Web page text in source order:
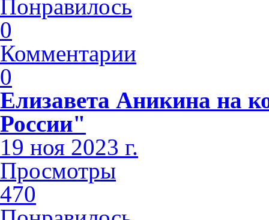
Понравилось
0
Комментарии
0
Елизавета Аникина на
России"
19 ноя 2023 г.
Просмотры
470